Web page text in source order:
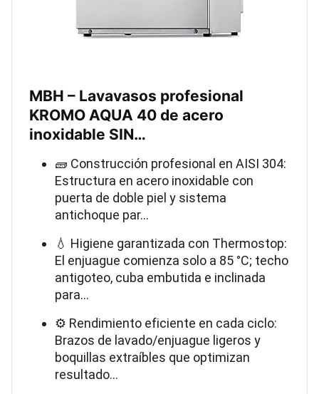
MBH – Lavavasos profesional
KROMO AQUA 40 de acero
inoxidable SIN…
🧱 Construcción profesional en AISI 304:
Estructura en acero inoxidable con
puerta de doble piel y sistema
antichoque par…
💧 Higiene garantizada con Thermostop:
El enjuague comienza solo a 85 °C; techo
antigoteo, cuba embutida e inclinada
para…
⚙️ Rendimiento eficiente en cada ciclo:
Brazos de lavado/enjuague ligeros y
boquillas extraíbles que optimizan
resultado…